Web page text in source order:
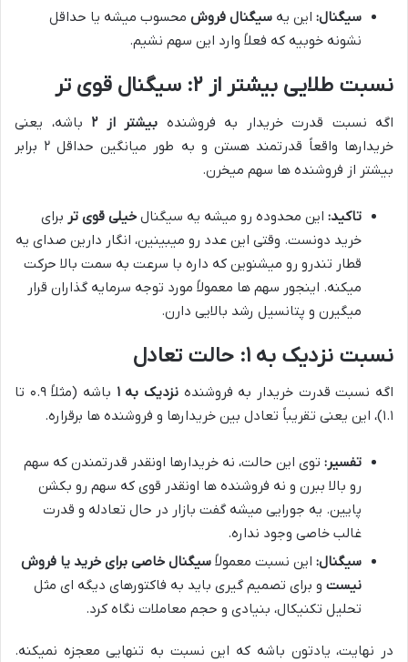
سیگنال: این یه سیگنال فروش محسوب میشه یا حداقل
نشونه خوبیه که فعلاً وارد این سهم نشیم.
نسبت طلایی بیشتر از ۲: سیگنال قوی تر
اگه نسبت قدرت خریدار به فروشنده بیشتر از ۲
باشه، یعنی
خریدارها واقعاً قدرتمند هستن و به طور میانگین حداقل ۲ برابر
بیشتر از فروشنده ها سهم میخرن.
تاکید: این محدوده رو میشه یه سیگنال خیلی قوی تر برای
خرید دونست. وقتی این عدد رو میبینین، انگار دارین صدای یه
قطار تندرو رو میشنوین که داره با سرعت به سمت بالا حرکت
میکنه. اینجور سهم ها معمولاً مورد توجه سرمایه گذاران قرار
میگیرن و پتانسیل رشد بالایی دارن.
نسبت نزدیک به ۱: حالت تعادل
اگه نسبت قدرت خریدار به فروشنده نزدیک به ۱
باشه (مثلاً ۰.۹ تا
۱.۱)، این یعنی تقریباً تعادل بین خریدارها و فروشنده ها برقراره.
تفسیر: توی این حالت، نه خریدارها اونقدر قدرتمندن که سهم
رو بالا ببرن و نه فروشنده ها اونقدر قوی که سهم رو بکشن
پایین. یه جورایی میشه گفت بازار در حال تعادله و قدرت
غالب خاصی وجود نداره.
سیگنال: این نسبت معمولاً سیگنال خاصی برای خرید یا فروش
نیست و برای تصمیم گیری باید به فاکتورهای دیگه ای مثل
تحلیل تکنیکال، بنیادی و حجم معاملات نگاه کرد.
در نهایت، یادتون باشه که این نسبت به تنهایی معجزه نمیکنه.